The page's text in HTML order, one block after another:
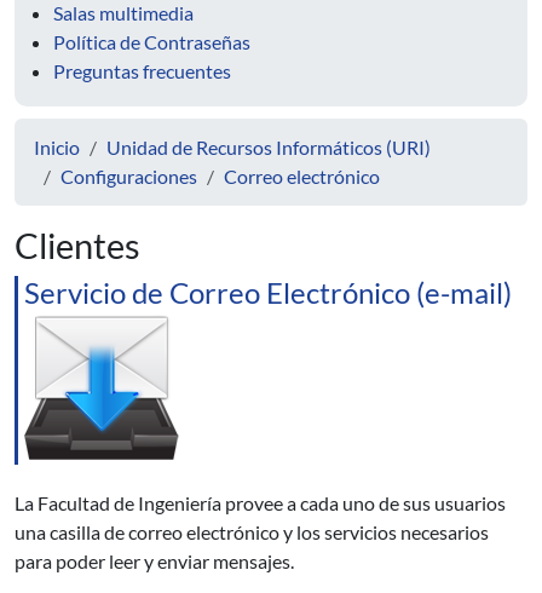
Salas multimedia
Política de Contraseñas
Preguntas frecuentes
Inicio
Unidad de Recursos Informáticos (URI)
Configuraciones
Correo electrónico
Clientes
Servicio de Correo Electrónico (e-mail)
La Facultad de Ingeniería provee a cada uno de sus usuarios
una casilla de correo electrónico y los servicios necesarios
para poder leer y enviar mensajes.